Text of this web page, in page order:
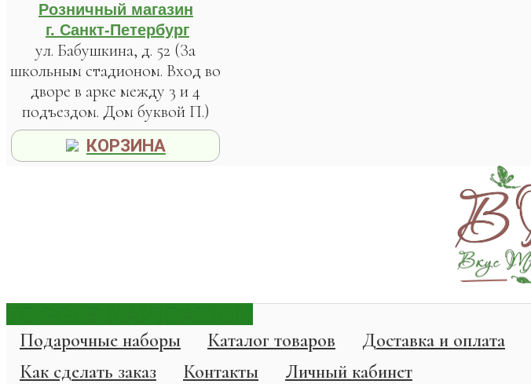
Розничный магазин
г. Санкт-Петербург
ул. Бабушкина, д. 52 (За
школьным стадионом. Вход во
дворе в арке между 3 и 4
подъездом. Дом буквой П.)
КОРЗИНА
Подарочные наборы Каталог товаров Доставка и оплата
Как сделать заказ
Контакты Личный кабинет